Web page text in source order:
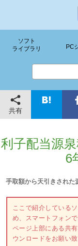
ソフト
ライブラリ
PC
共有
利子配当源
6
手取額から天引きされた
ここで紹介している
め、スマートフォン
ページ上部にある共
ウンロードをお願い致